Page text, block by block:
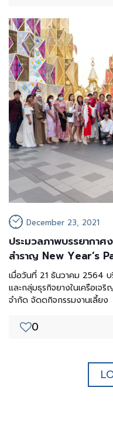
December 23, 2021
ประมวลภาพบรรยากาศ
สำราญ New Year’s
เมื่อวันที่ 21 ธันวาคม 2564
และกลุ่มธุรกิจยางในเครือเ
จำกัด จัดดกิจกรรมงานเลี้ยง
0